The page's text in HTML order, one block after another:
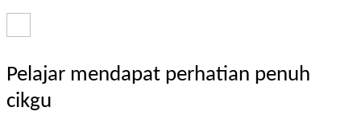
Pelajar mendapat perhatian penuh
cikgu